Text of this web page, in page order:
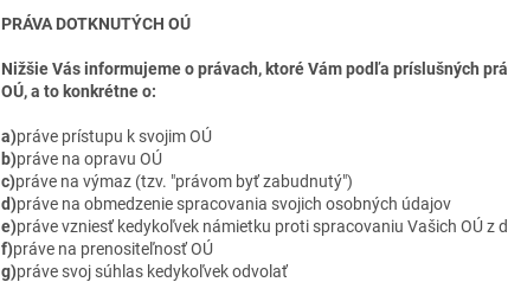
PRÁVA DOTKNUTÝCH OÚ
Nižšie Vás informujeme o právach, ktoré Vám podľa príslušných
OÚ, a to konkrétne o:
a)práve prístupu k svojim OÚ
b)práve na opravu OÚ
c)práve na výmaz (tzv. "právom byť zabudnutý")
d)práve na obmedzenie spracovania svojich osobných údajov
e)práve vzniesť kedykoľvek námietku proti spracovaniu Vašich OÚ
f)práve na prenositeľnosť OÚ
g)práve svoj súhlas kedykoľvek odvolať